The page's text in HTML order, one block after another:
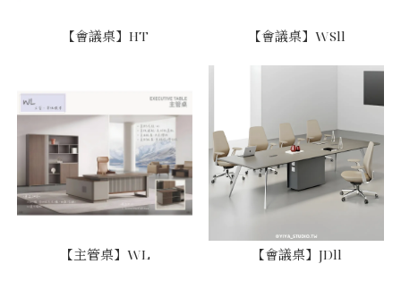
【會議桌】HT 【會議桌】WSll
【主管桌】WL 【會議桌】JDll